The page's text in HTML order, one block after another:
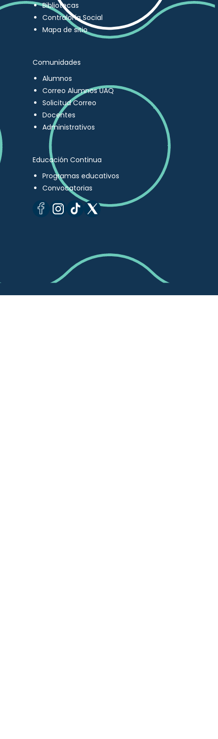
Bibliotecas
Contraloría Social
Mapa de sitio
Comunidades
Alumnos
Correo Alumnos UAQ
Solicitud Correo
Docentes
Administrativos
Educación Continua
Programas educativos
Convocatorias